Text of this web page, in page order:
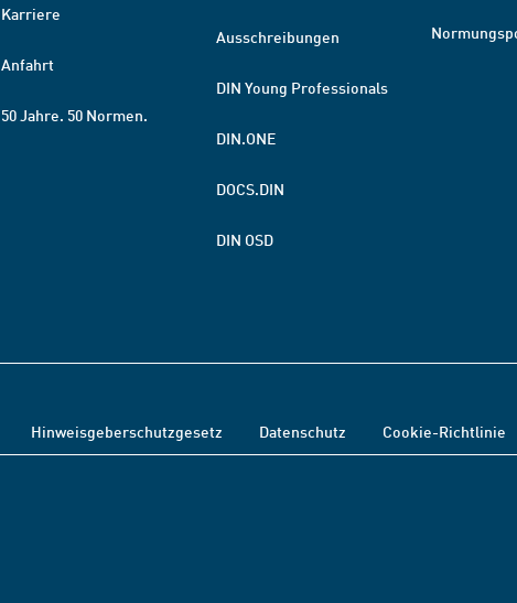
Karriere
Anfahrt
50 Jahre. 50 Normen.
Ausschreibungen
DIN Young Professionals
DIN.ONE
DOCS.DIN
DIN OSD
Hinweisgeberschutzgesetz Datenschutz Cookie-Richtlinie